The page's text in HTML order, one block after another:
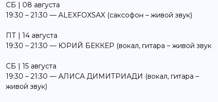
СБ | 08 августа
19:30 – 21:30 — ALEXFOXSAX (саксофон – живой звук)
ПТ | 14 августа
19:30 – 21:30 — ЮРИЙ БЕККЕР (вокал, гитара – живой звук
СБ | 15 августа
19:30 – 21:30 — АЛИСА ДИМИТРИАДИ (вокал, гитара –
живой звук)